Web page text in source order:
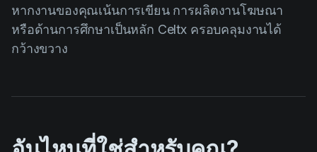
หากงานของคุณเน้นการเขียน การผลิตงานโฆษณา
หรือด้านการศึกษาเป็นหลัก Celtx ครอบคลุมงานได้
กว้างขวาง